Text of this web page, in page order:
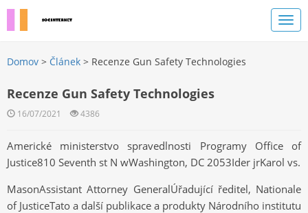
Domov > Článek > Recenze Gun Safety Technologies
Recenze Gun Safety Technologies
16/07/2021 4386
Americké ministerstvo spravedlnosti Programy Office of
Justice810 Seventh st N wWashington, DC 2053Ider jrKarol vs.
MasonAssistant Attorney GeneralÚřadující ředitel, Nationale
of JusticeTato a další publikace a produkty Národního institutu